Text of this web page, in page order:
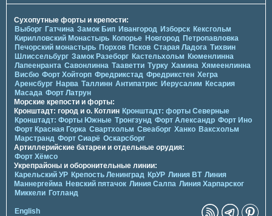
Сухопутные форты и крепости:
Выборг Гатчина Замок Бип Ивангород Изборск Кексгольм
Кирилловский Монастырь Копорье Новгород Петропавловка
Печорcкий монастырь Порхов Псков Старая Ладога Тихвин
Шлиссельбург Замок Разеборг Кастельхольм Кюменлинна
Лапеенранта Савонлинна Тааветти Турку Хамина Хямеенлинна
Висбю Форт Хойторп Фредрикстад Фредрикстен Хегра
Аренсбург Нарва Таллинн Антипатрис Иерусалим Кесария
Масада Форт Латрун
Морские крепости и форты:
Кронштадт: город и о. Котлин Кронштадт: форты Северные
Кронштадт: Форты Южные Тронгзунд Форт Александр Форт Ино
Форт Красная Горка Свартхольм Свеаборг Ханко Ваксхольм
Марстранд Форт Сиарё Оскарсборг
Артиллерийские батареи и отдельные орудия:
Форт Хёмсо
Укрепрайоны и оборонительные линии:
Карельский УР Крепость Ленинград КрУР Линия ВТ Линия
Маннергейма Невский пятачок Линия Салпа Линия Харпарског
Миккели Готланд
English